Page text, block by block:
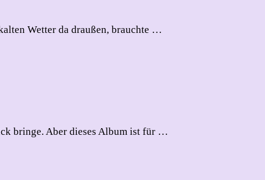
Wetter da draußen, brauchte …
bringe. Aber dieses Album ist für …